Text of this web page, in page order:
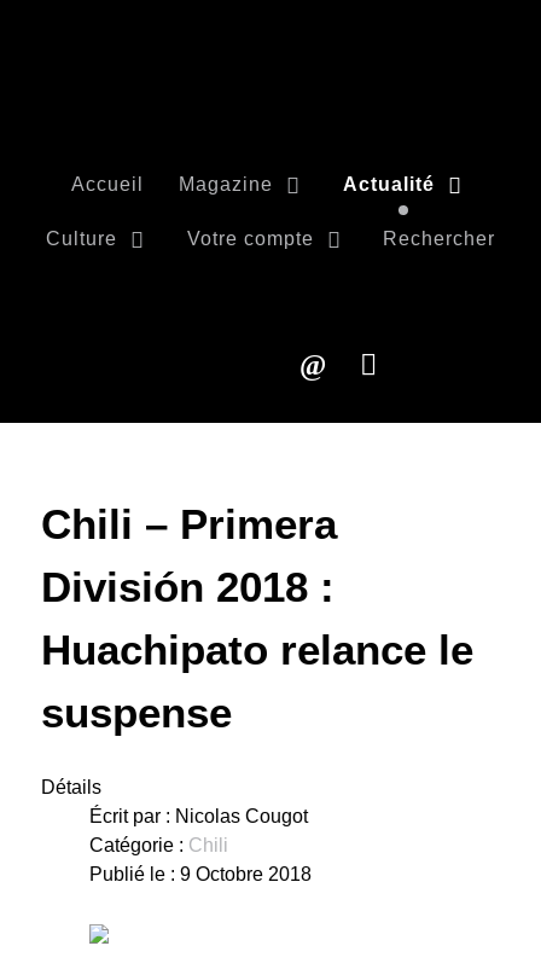
Accueil Magazine Actualité
Culture Votre compte Rechercher
Chili – Primera
División 2018 :
Huachipato relance le
suspense
Détails
Écrit par : Nicolas Cougot
Catégorie : Chili
Publié le : 9 Octobre 2018